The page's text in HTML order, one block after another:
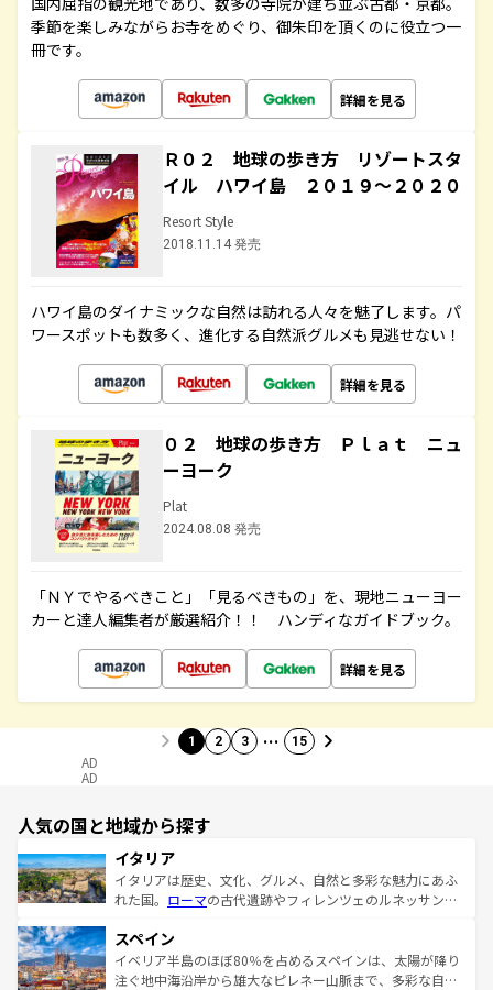
季節を楽しみながらお寺をめぐり、御朱印を頂くのに役立つ一
冊です。
詳細を見る
Ｒ０２ 地球の歩き方 リゾートスタ
イル ハワイ島 ２０１９～２０２０
Resort Style
2018.11.14 発売
ハワイ島のダイナミックな自然は訪れる人々を魅了します。パ
ワースポットも数多く、進化する自然派グルメも見逃せない！
詳細を見る
０２ 地球の歩き方 Ｐｌａｔ ニュ
ーヨーク
Plat
2024.08.08 発売
「ＮＹでやるべきこと」「見るべきもの」を、現地ニューヨー
カーと達人編集者が厳選紹介！！ ハンディなガイドブック。
詳細を見る
1 2 3 … 15
AD
AD
人気の国と地域から探す
イタリア
イタリアは歴史、文化、グルメ、自然と多彩な魅力にあふ
れた国。 ローマの古代遺跡やフィレンツェのルネッサンス
ろん、トスカーナの美しい田園風景やアマルフィ海岸の絶
景など、自然景観も見逃せない。観光の合間には、本場の
ピザやパスタなど、絶品のイタリア料理を堪能することも
スペイン
イベリア半島のほぼ80％を占めるスペインは、太陽が降り
注ぐ地中海沿岸から雄大なピレネー山脈まで、多彩な自然